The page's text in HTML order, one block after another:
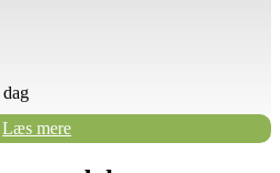
Læs mere